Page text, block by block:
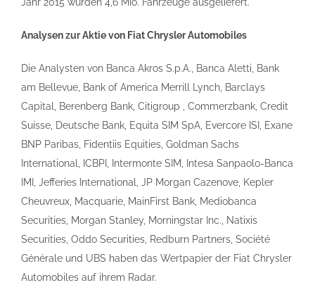
Analysen zur Aktie von Fiat Chrysler Automobiles
Die Analysten von Banca Akros S.p.A., Banca Aletti, Bank
am Bellevue, Bank of America Merrill Lynch, Barclays
Capital, Berenberg Bank, Citigroup , Commerzbank, Credit
Suisse, Deutsche Bank, Equita SIM SpA, Evercore ISI, Exane
BNP Paribas, Fidentiis Equities, Goldman Sachs
International, ICBPI, Intermonte SIM, Intesa Sanpaolo-Banca
IMI, Jefferies International, JP Morgan Cazenove, Kepler
Cheuvreux, Macquarie, MainFirst Bank, Mediobanca
Securities, Morgan Stanley, Morningstar Inc., Natixis
Securities, Oddo Securities, Redburn Partners, Société
Générale und UBS haben das Wertpapier der Fiat Chrysler
Automobiles auf ihrem Radar.